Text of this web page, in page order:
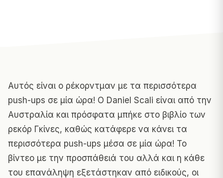
Αυτός είναι ο ρέκορντμαν με τα περισσότερα
push-ups σε μία ώρα! Ο Daniel Scali είναι από την
Αυστραλία και πρόσφατα μπήκε στο βιβλίο των
ρεκόρ Γκίνες, καθώς κατάφερε να κάνει τα
περισσότερα push-ups μέσα σε μία ώρα! Το
βίντεο με την προσπάθειά του αλλά και η κάθε
του επανάληψη εξετάστηκαν από ειδικούς, οι